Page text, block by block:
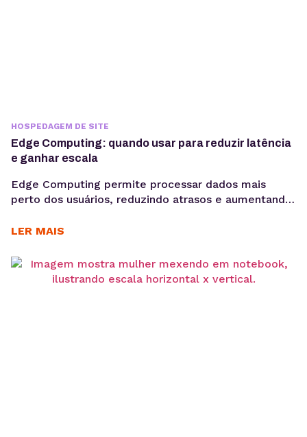
HOSPEDAGEM DE SITE
Edge Computing: quando usar para reduzir latência
e ganhar escala
Edge Computing permite processar dados mais
perto dos usuários, reduzindo atrasos e aumentando
funciona, quais são seus benefícios e quando adotar
Aplicações modernas precisam responder cada vez
mais rápido. Seja em plataformas SaaS, e-
LER MAIS